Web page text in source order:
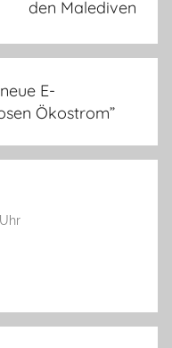
den Malediven
E-
Ökostrom”